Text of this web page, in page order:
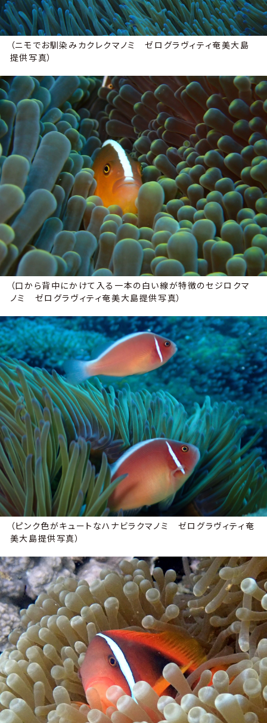
（ニモでお馴染みカクレクマノミ ゼログラヴィティ奄美大島
提供写真）
（口から背中にかけて入る一本の白い線が特徴のセジロクマ
ノミ ゼログラヴィティ奄美大島提供写真）
（ピンク色がキュートなハナビラクマノミ ゼログラヴィティ奄
美大島提供写真）